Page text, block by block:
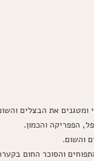
את הבצלים
הפפריקה והכמון.
והשום.
והסוכר החום